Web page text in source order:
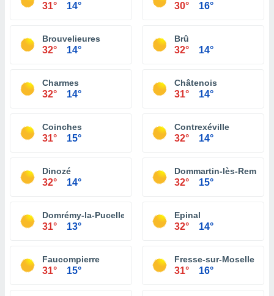
31° 14° 30° 16°
Brouvelieures
32° 14°
Brû
32° 14°
Charmes
32° 14°
Châtenois
31° 14°
Coinches
31° 15°
Contrexéville
32° 14°
Dinozé
32° 14°
Dommartin-lès-
32° 15°
Domrémy-la-Pucelle
31° 13°
Epinal
32° 14°
Faucompierre
31° 15°
Fresse-sur-Moselle
31° 16°